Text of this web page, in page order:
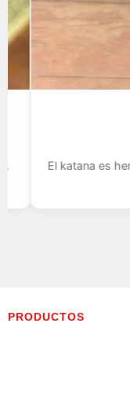
El katana es
PRODUCTOS